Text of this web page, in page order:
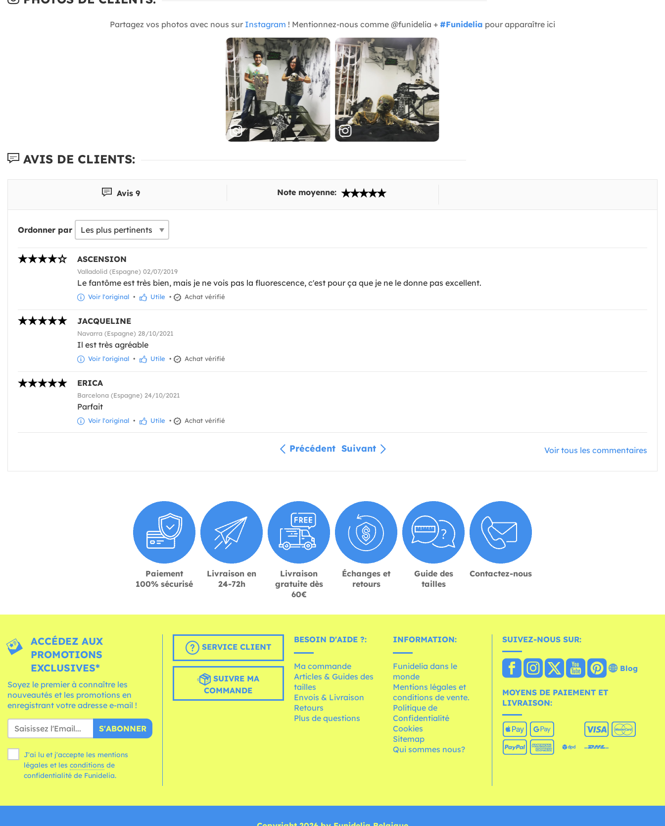
Partagez vos photos avec nous sur Instagram ! Mentionnez-nous comme @funidelia + #Funidelia pour apparaître ici
AVIS DE CLIENTS:
Avis 9 Note moyenne:
Ordonner par
ASCENSION
Valladolid (Espagne) 02/07/2019
Le fantôme est très bien, mais je ne vois pas la fluorescence, c'est pour ça que je ne le donne pas excellent.
Voir l'original • Utile • Achat vérifié
JACQUELINE
Navarra (Espagne) 28/10/2021
Il est très agréable
Voir l'original • Utile • Achat vérifié
ERICA
Barcelona (Espagne) 24/10/2021
Parfait
Voir l'original • Utile • Achat vérifié
Précédent Suivant Voir tous les commentaires
Paiement
100% sécurisé
Livraison en
24-72h
Livraison
gratuite dès
60€
Échanges et
retours
Guide des
tailles
Contactez-nous
ACCÉDEZ AUX
PROMOTIONS
EXCLUSIVES*
Soyez le premier à connaître les
nouveautés et les promotions en
enregistrant votre adresse e-mail !
S'ABONNER
J'ai lu et j'accepte les mentions
légales et les conditions
confidentialité de Funidelia.
SERVICE CLIENT
SUIVRE MA
COMMANDE
BESOIN D'AIDE ?:
Ma commande
Articles & Guides des
tailles
Envois & Livraison
Retours
Plus de questions
INFORMATION:
Funidelia dans le
monde
Mentions légales et
conditions de vente.
Politique de
Confidentialité
Cookies
Sitemap
Qui sommes nous?
SUIVEZ-NOUS SUR:
Blog
MOYENS DE PAIEMENT ET
LIVRAISON: